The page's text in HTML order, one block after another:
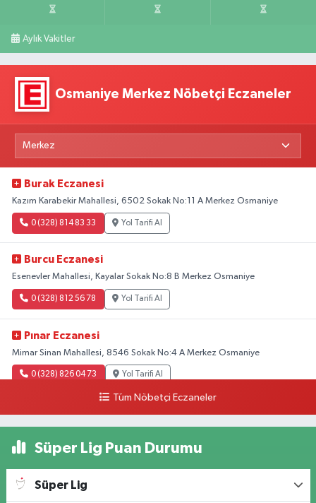
Aylık Vakitler
Osmaniye Merkez Nöbetçi Eczaneler
Burak Eczanesi
Kazım Karabekir Mahallesi, 6502 Sokak No:11 A Merkez Osmaniye
0 (328) 814 83 33 Yol Tarifi Al
Burcu Eczanesi
Esenevler Mahallesi, Kayalar Sokak No:8 B Merkez Osmaniye
0 (328) 812 56 78 Yol Tarifi Al
Pınar Eczanesi
Mimar Sinan Mahallesi, 8546 Sokak No:4 A Merkez Osmaniye
0 (328) 826 04 73 Yol Tarifi Al
Tüm Nöbetçi Eczaneler
Süper Lig Puan Durumu
Süper Lig